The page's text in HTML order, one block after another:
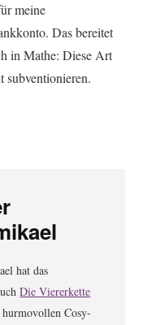
meine
Das bereitet
in Mathe: Diese Art
subventionieren.
hat das
Die Viererkette
hurmovollen Cosy-